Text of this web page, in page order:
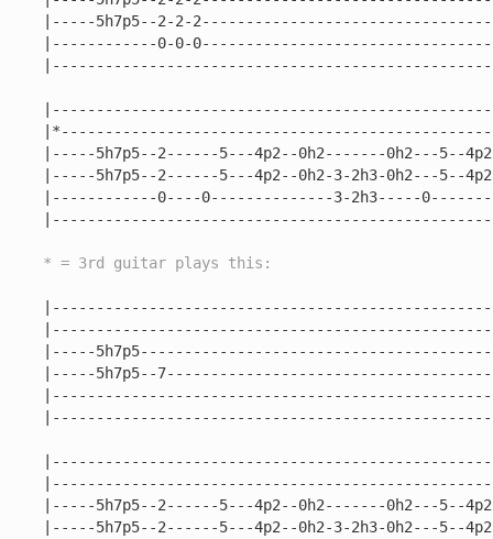
|-----5h7p5--2-2-
|------------0-0-
|-----5h7p5--2------5---4p2--0h2-------0h2---5--
|-----5h7p5--2------5---4p2--0h2-3-2h3-0h2---5--
|------------0----0--------------3-2h3-----
* = 3rd guitar plays this:
|-----
|-----5h7p5--
|-----5h7p5--2------5---4p2--0h2-------0h2---5--
|-----5h7p5--2------5---4p2--0h2-3-2h3-0h2---5--